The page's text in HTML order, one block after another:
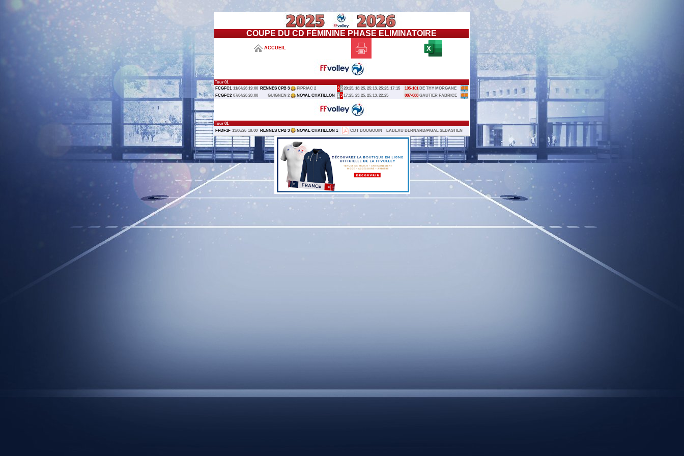
COUPE DU CD FÉMININE PHASE ELIMINATOIRE
ACCUEIL
Tour 01
FCGFC1 11/04/26 19:00 RENNES CPB 3 PIPRIAC 2 3 2 20:25, 18:25, 25:13, 25:23, 17:15 105-101 DE THY MORGANE
FCGFC2 07/04/26 20:00 GUIGNEN 2 NOYAL CHATILLON 1 3 17:25, 23:25, 25:13, 22:25 087-088 GAUTIER FABRICE
Tour 01
FFDF1F 13/06/26 18:00 RENNES CPB 3 NOYAL CHATILLON 1 CDT BOUGOUIN LABEAU BERNARD/PIGAL SEBASTIEN